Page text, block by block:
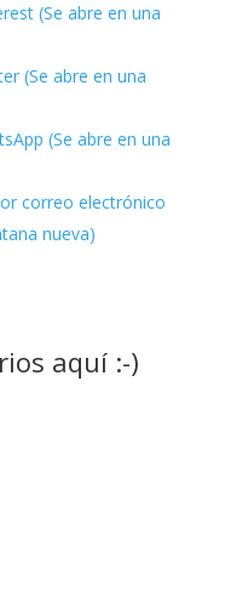
(Se abre en una
(Se abre en una
(Se abre en una
correo electrónico
nueva)
aquí :-)